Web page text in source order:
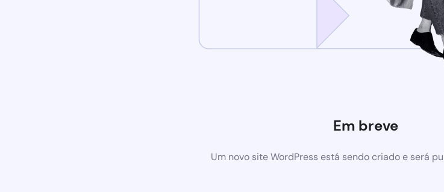
Em breve
Um novo site WordPress está sendo criado e será